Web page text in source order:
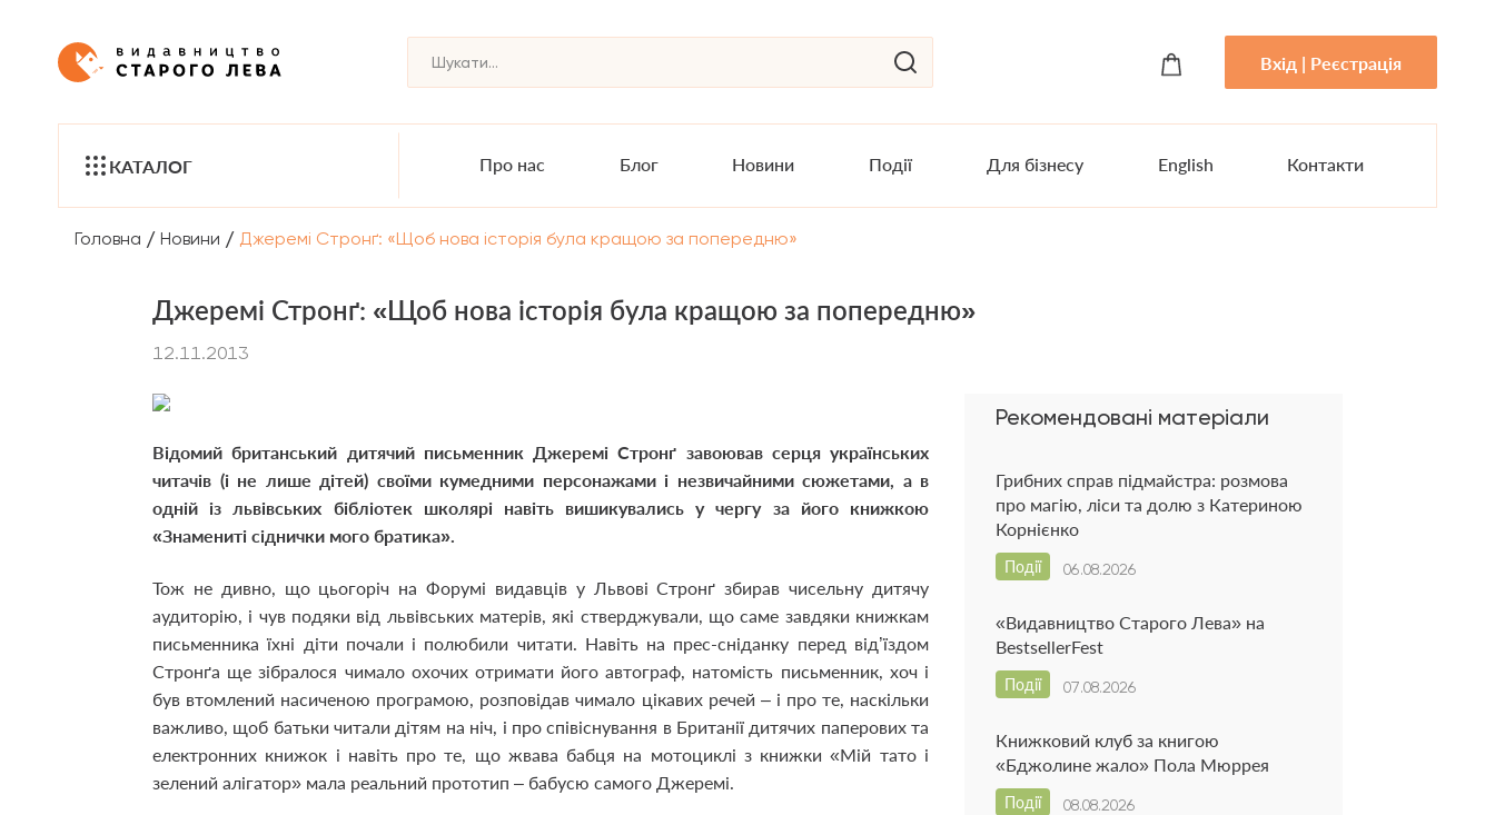
Вхід | Реєстрація
КАТАЛОГ Про нас Блог Новини Події Для бізнесу English Контакти
Головна / Новини / Джеремі Стронґ: «Щоб нова історія була кращою за попередню»
Джеремі Стронґ: «Щоб нова історія була кращою за попередню»
12.11.2013
Відомий британський дитячий письменник Джеремі Стронґ завоював серця українських
читачів (і не лише дітей) своїми кумедними персонажами і незвичайними сюжетами, а в
одній із львівських бібліотек школярі навіть вишикувались у чергу за його книжкою
«Знамениті сіднички мого братика».
Тож не дивно, що цьогоріч на Форумі видавців у Львові Стронґ збирав чисельну дитячу
аудиторію, і чув подяки від львівських матерів, які стверджували, що саме завдяки книжкам
письменника їхні діти почали і полюбили читати. Навіть на прес-сніданку перед від’їздом
Стронґа ще зібралося чимало охочих отримати його автограф, натомість письменник, хоч і
був втомлений насиченою програмою, розповідав чимало цікавих речей – і про те, наскільки
важливо, щоб батьки читали дітям на ніч, і про співіснування в Британії дитячих паперових та
електронних книжок і навіть про те, що жвава бабця на мотоциклі з книжки «Мій тато і
зелений алігатор» мала реальний прототип – бабусю самого Джеремі.
Рекомендовані матеріали
Грибних справ підмайстра: розмова
про магію, ліси та долю з Катериною
Корнієнко
06.08.2026
Події
«Видавництво Старого Лева» на
BestsellerFest
07.08.2026
Події
Книжковий клуб за книгою
«Бджолине жало» Пола Мюррея
08.08.2026
Події